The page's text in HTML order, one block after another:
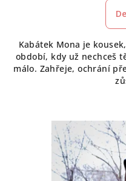
Kabátek Mona je
období, kdy už nechceš
málo. Zahřeje, ochrání